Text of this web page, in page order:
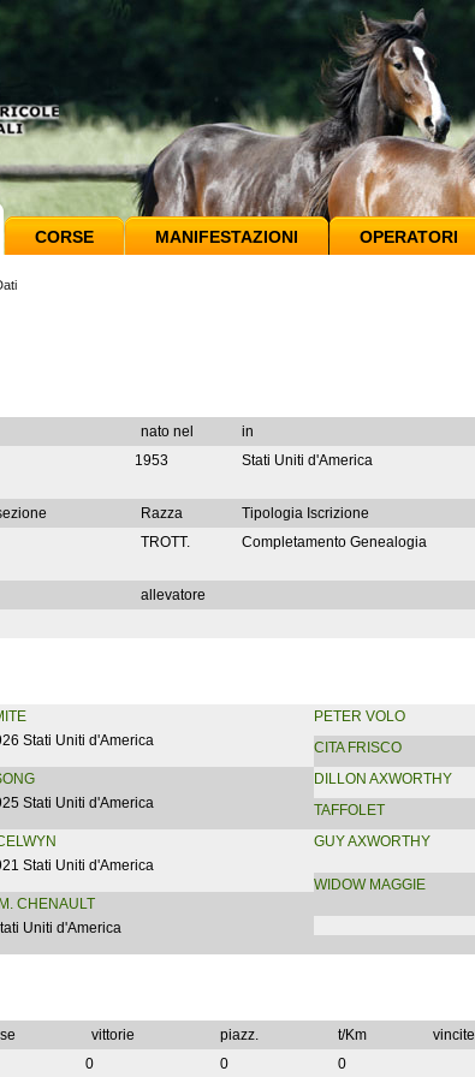
CORSE MANIFESTAZIONI OPERATORI
nato nel
in
1953 Stati Uniti d'America
Razza
Tipologia Iscrizione
TROTT. Completamento Genealogia
allevatore
Stati Uniti d'America
Stati Uniti d'America
PETER VOLO
CITA FRISCO
DILLON AXWORTHY
TAFFOLET
Stati Uniti d'America
CHENAULT
Uniti d'America
GUY AXWORTHY
WIDOW MAGGIE
vittorie piazz. t/Km
vincite
0 0 0